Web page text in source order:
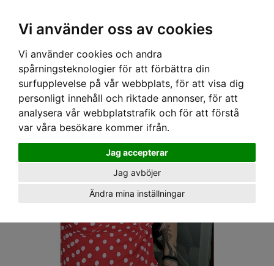
Vi använder oss av cookies
Vi använder cookies och andra
spårningsteknologier för att förbättra din
surfupplevelse på vår webbplats, för att visa dig
personligt innehåll och riktade annonser, för att
analysera vår webbplatstrafik och för att förstå
var våra besökare kommer ifrån.
Jag accepterar
Jag avböjer
Ändra mina inställningar
Hem› DAM›TOPPAR › SPEEDY MIKE TOPP - LILY POLKADOT BIG RED